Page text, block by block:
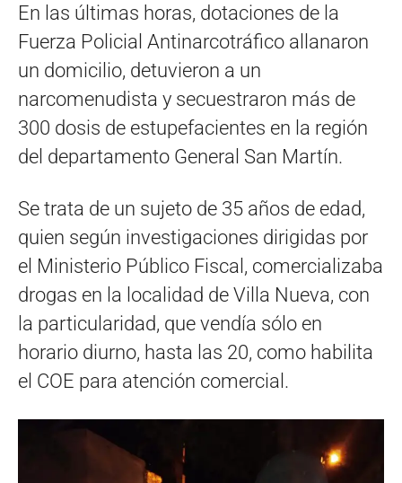
En las últimas horas, dotaciones de la
Fuerza Policial Antinarcotráfico allanaron
un domicilio, detuvieron a un
narcomenudista y secuestraron más de
300 dosis de estupefacientes en la región
del departamento General San Martín.
Se trata de un sujeto de 35 años de edad,
quien según investigaciones dirigidas por
el Ministerio Público Fiscal, comercializaba
drogas en la localidad de Villa Nueva, con
la particularidad, que vendía sólo en
horario diurno, hasta las 20, como habilita
el COE para atención comercial.